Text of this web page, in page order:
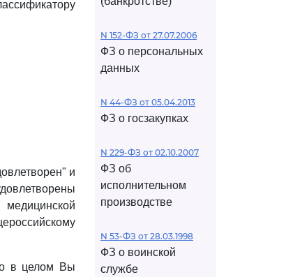
и
медицинской
в целом Вы
N 152-ФЗ от 27.07.2006
ФЗ о персональных
данных
N 44-ФЗ от 05.04.2013
ФЗ о госзакупках
N 229-ФЗ от 02.10.2007
ФЗ об
исполнительном
производстве
N 53-ФЗ от 28.03.1998
ФЗ о воинской
службе